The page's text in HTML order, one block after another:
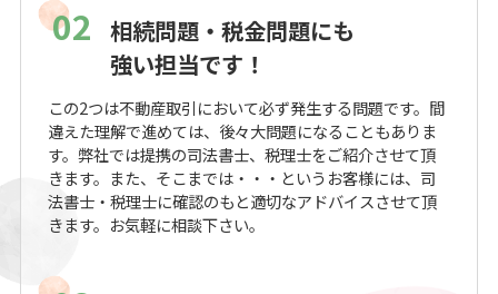
02 相続問題・税金問題にも
強い担当です！
この2つは不動産取引において必ず発生する問題です。間
違えた理解で進めては、後々大問題になることもありま
す。弊社では提携の司法書士、税理士をご紹介させて頂
きます。また、そこまでは・・・というお客様には、司
法書士・税理士に確認のもと適切なアドバイスさせて頂
きます。お気軽に相談下さい。